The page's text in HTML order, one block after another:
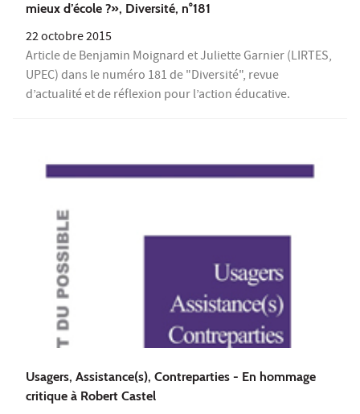
mieux d’école ?», Diversité, n°181
22 octobre 2015
Article de Benjamin Moignard et Juliette Garnier (LIRTES,
UPEC) dans le numéro 181 de "Diversité", revue
d’actualité et de réflexion pour l’action éducative.
Usagers, Assistance(s), Contreparties - En hommage
critique à Robert Castel